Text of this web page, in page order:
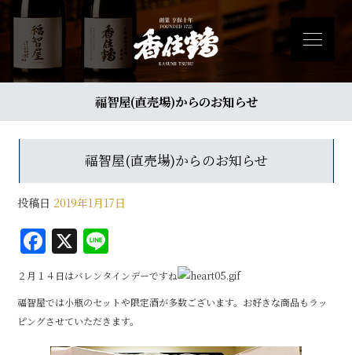
福智屋(直売場)からのお知らせ
福智屋(直売場)からのお知らせ
投稿日 2019年1月17日
F
a
c
e
b
X
n
e
２月１４日はバレンタインデーですね
福智屋では小瓶のセットや限定酒が多数ございます。お好きな商品もラッ
ピングさせていただきます。